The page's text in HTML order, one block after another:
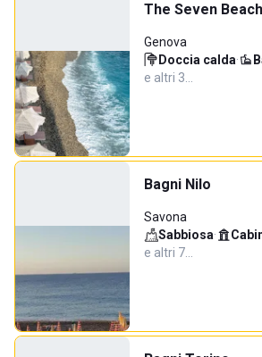
The Seven
Genova
Doccia calda·
e altri 3…
Bagni Nilo
Savona
Sabbiosa·
e altri 7…